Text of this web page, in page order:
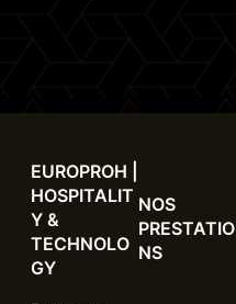
EUROPROH |
HOSPITALIT
Y &
TECHNOLO
GY
NOS
PRESTATIO
NS